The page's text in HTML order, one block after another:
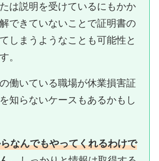
は説明を受けているにもかか
できていないことで証明書の
しまうようなことも可能性と
。
働いている職場が休業損害証
知らないケースもあるかもし
なんでもやってくれるわけで